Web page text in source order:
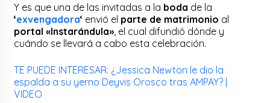
Y es que una de las invitadas a la boda de la
‘exvengadora‘ envió el parte de matrimonio al
portal «Instarándula» , el cual difundió dónde y
cuándo se llevará a cabo esta celebración.
TE PUEDE INTERESAR: ¿Jessica Newton le dio la
espalda a su yerno Deyvis Orosco tras AMPAY? |
VIDEO